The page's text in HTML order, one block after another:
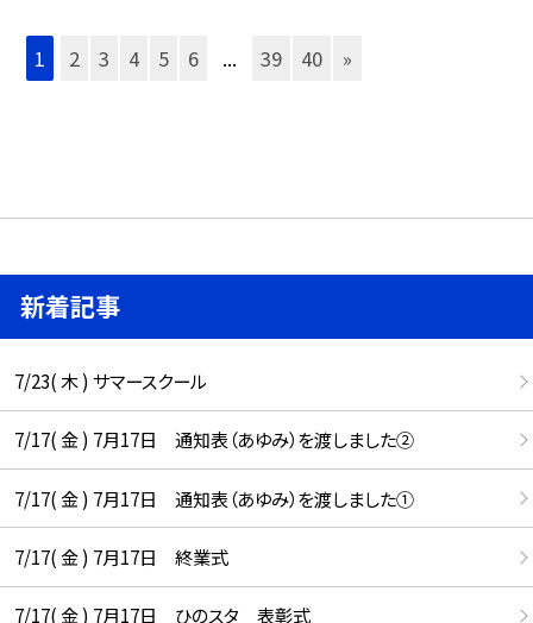
1 2 3 4 5 6 ... 39 40 »
新着記事
7/23( 木 ) サマースクール
7/17( 金 ) 7月17日 通知表（あゆみ）を渡しました②
7/17( 金 ) 7月17日 通知表（あゆみ）を渡しました①
7/17( 金 ) 7月17日 終業式
7/17( 金 ) 7月17日 ひのスタ 表彰式